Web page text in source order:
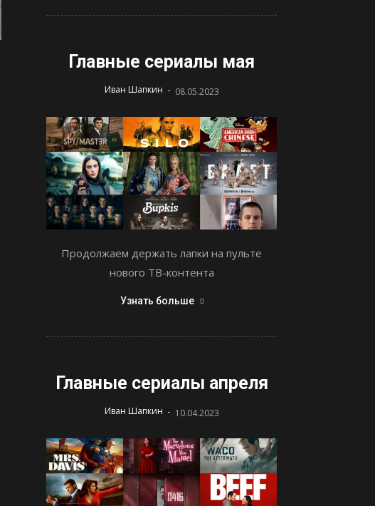
Главные сериалы мая
Иван Шапкин - 08.05.2023
Продолжаем держать лапки на пульте
нового ТВ-контента
Узнать больше
Главные сериалы апреля
Иван Шапкин - 10.04.2023